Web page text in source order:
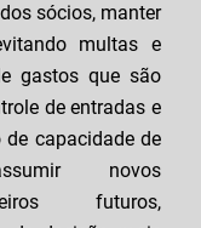
sócios, manter
multas e
gastos que são
de entradas e
capacidade de
novos
futuros,